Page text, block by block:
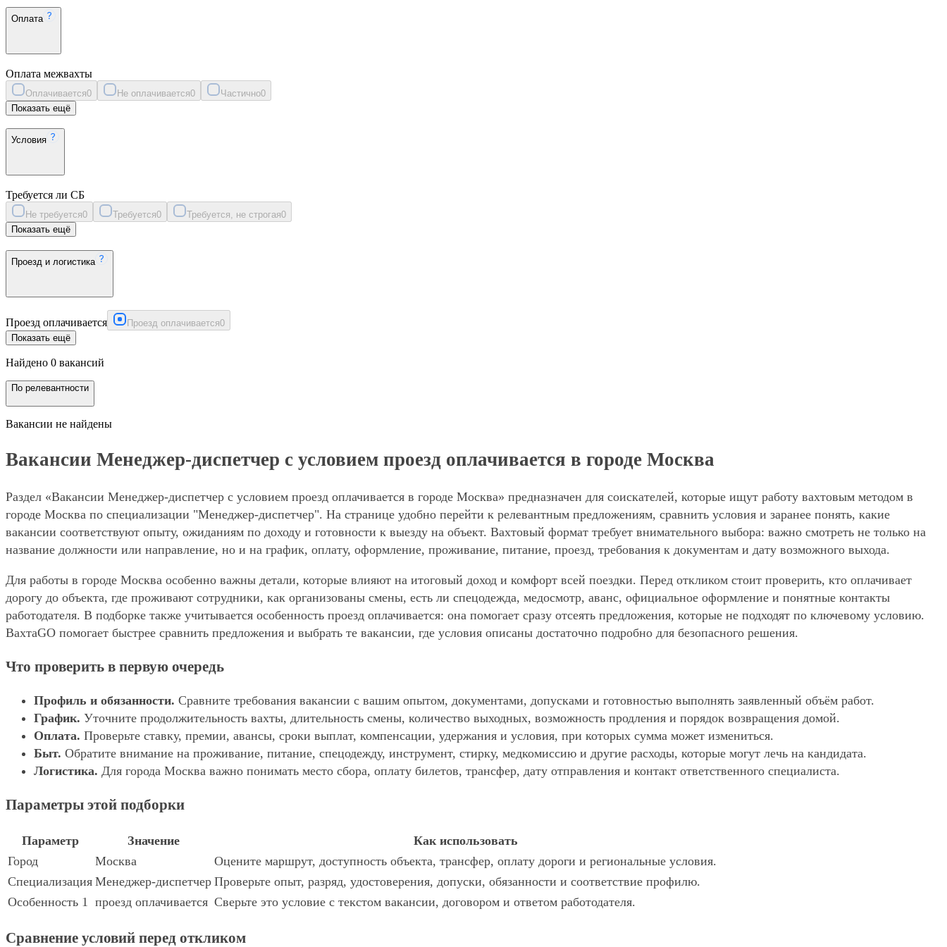
Оплата
Оплата межвахты
Оплачивается0 Не оплачивается0 Частично0
Показать ещё
Условия
Требуется ли СБ
Не требуется0 Требуется0 Требуется, не строгая0
Показать ещё
Проезд и логистика
Проезд оплачивается Проезд оплачивается0
Показать ещё
Найдено 0 вакансий
По релевантности
Вакансии не найдены
Вакансии Менеджер-диспетчер с условием проезд оплачивается в городе Москва
Раздел «Вакансии Менеджер-диспетчер с условием проезд оплачивается в городе Москва» предназначен для соискателей, которые ищут работу вахтовым методом в
городе Москва по специализации "Менеджер-диспетчер". На странице удобно перейти к релевантным предложениям, сравнить условия и заранее понять, какие
вакансии соответствуют опыту, ожиданиям по доходу и готовности к выезду на объект. Вахтовый формат требует внимательного выбора: важно смотреть не только на
название должности или направление, но и на график, оплату, оформление, проживание, питание, проезд, требования к документам и дату возможного выхода.
Для работы в городе Москва особенно важны детали, которые влияют на итоговый доход и комфорт всей поездки. Перед откликом стоит проверить, кто оплачивает
дорогу до объекта, где проживают сотрудники, как организованы смены, есть ли спецодежда, медосмотр, аванс, официальное оформление и понятные контакты
работодателя. В подборке также учитывается особенность проезд оплачивается: она помогает сразу отсеять предложения, которые не подходят по ключевому условию.
ВахтаGO помогает быстрее сравнить предложения и выбрать те вакансии, где условия описаны достаточно подробно для безопасного решения.
Что проверить в первую очередь
Профиль и обязанности. Сравните требования вакансии с вашим опытом, документами, допусками и готовностью выполнять заявленный объём работ.
График. Уточните продолжительность вахты, длительность смены, количество выходных, возможность продления и порядок возвращения домой.
Оплата. Проверьте ставку, премии, авансы, сроки выплат, компенсации, удержания и условия, при которых сумма может измениться.
Быт. Обратите внимание на проживание, питание, спецодежду, инструмент, стирку, медкомиссию и другие расходы, которые могут лечь на кандидата.
Логистика. Для города Москва важно понимать место сбора, оплату билетов, трансфер, дату отправления и контакт ответственного специалиста.
Параметры этой подборки
Параметр Значение
Как использовать
Город
Москва
Оцените маршрут, доступность объекта, трансфер, оплату дороги и региональные условия.
Специализация Менеджер-диспетчер Проверьте опыт, разряд, удостоверения, допуски, обязанности и соответствие профилю.
Особенность 1 проезд оплачивается Сверьте это условие с текстом вакансии, договором и ответом работодателя.
Сравнение условий перед откликом